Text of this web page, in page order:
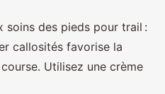
soins des pieds pour trail :
callosités favorise la
Utilisez une crème